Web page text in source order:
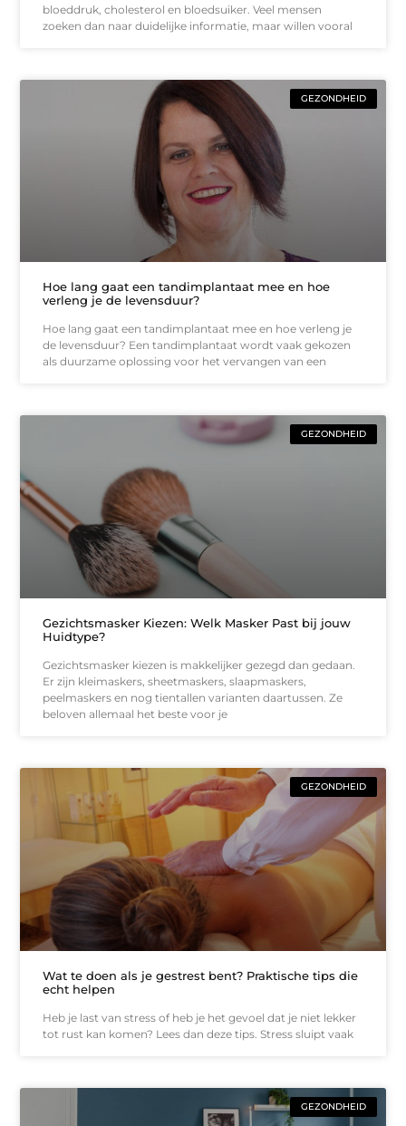
bloeddruk, cholesterol en bloedsuiker. Veel mensen
zoeken dan naar duidelijke informatie, maar willen vooral
GEZONDHEID
Hoe lang gaat een tandimplantaat mee en hoe
verleng je de levensduur?
Hoe lang gaat een tandimplantaat mee en hoe verleng je
de levensduur? Een tandimplantaat wordt vaak gekozen
als duurzame oplossing voor het vervangen van een
GEZONDHEID
Gezichtsmasker Kiezen: Welk Masker Past bij jouw
Huidtype?
Gezichtsmasker kiezen is makkelijker gezegd dan gedaan.
Er zijn kleimaskers, sheetmaskers, slaapmaskers,
peelmaskers en nog tientallen varianten daartussen. Ze
beloven allemaal het beste voor je
GEZONDHEID
Wat te doen als je gestrest bent? Praktische tips die
echt helpen
Heb je last van stress of heb je het gevoel dat je niet lekker
tot rust kan komen? Lees dan deze tips. Stress sluipt vaak
GEZONDHEID